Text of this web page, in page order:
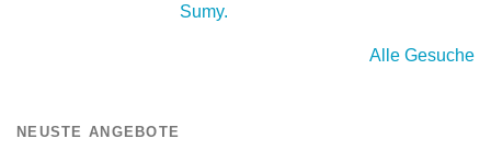
Sumy.
Alle Gesuche
NEUSTE ANGEBOTE